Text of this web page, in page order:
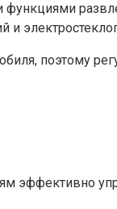
и
поэтому
эффективно